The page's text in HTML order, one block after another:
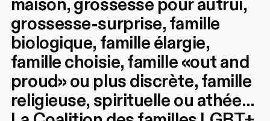
maison, grossesse pour autrui,
grossesse-surprise, famille
biologique, famille élargie,
famille choisie, famille «out and
proud» ou plus discrète, famille
religieuse, spirituelle ou athée…